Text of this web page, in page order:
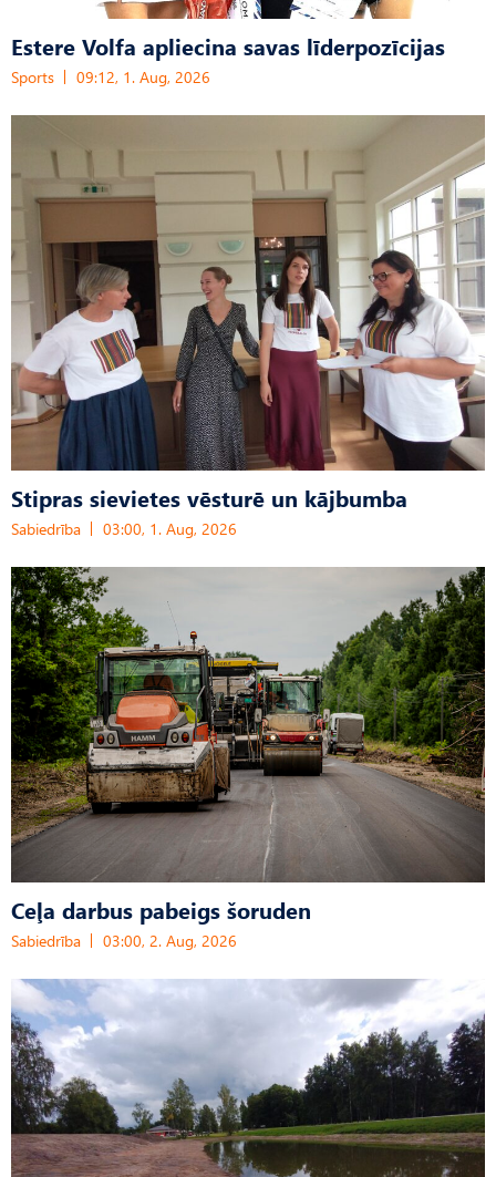
Estere Volfa apliecina savas līderpozīcijas
Sports 09:12, 1. Aug, 2026
Stipras sievietes vēsturē un kājbumba
Sabiedrība 03:00, 1. Aug, 2026
Ceļa darbus pabeigs šoruden
Sabiedrība 03:00, 2. Aug, 2026